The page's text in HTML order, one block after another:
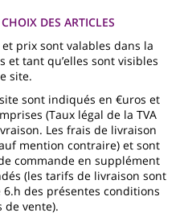
DES ARTICLES
prix sont valables dans la
et tant qu’elles sont visibles
site.
sont indiqués en €uros et
(Taux légal de la TVA
Les frais de livraison
mention contraire) et sont
commande en supplément
(les tarifs de livraison sont
des présentes conditions
de vente).